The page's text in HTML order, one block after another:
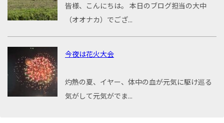
皆様、こんにちは。 本日のブログ担当の大中
（オオナカ）でござ...
今夜は花火大会
灼熱の夏、イヤー、体中の血が元気に駆け巡る
気がして元気がでま...